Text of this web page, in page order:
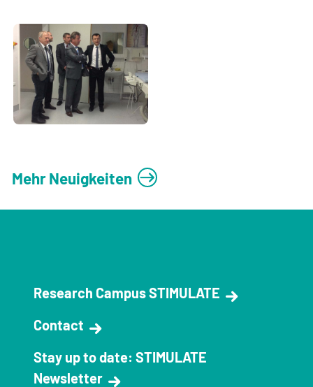
Mehr Neuigkeiten
Research Campus STIMULATE
Contact
Stay up to date: STIMULATE
Newsletter